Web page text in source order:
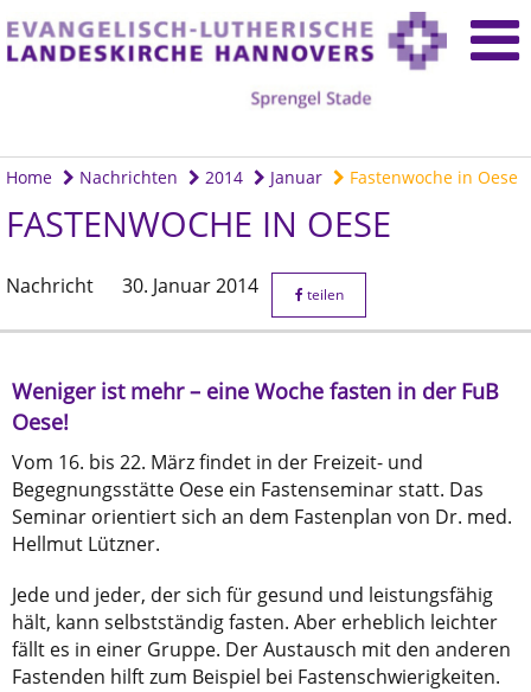
Home Nachrichten 2014 Januar Fastenwoche in Oese
FASTENWOCHE IN OESE
Nachricht 30. Januar 2014 teilen
Weniger ist mehr – eine Woche fasten in der FuB
Oese!
Vom 16. bis 22. März findet in der Freizeit- und
Begegnungsstätte Oese ein Fastenseminar statt. Das
Seminar orientiert sich an dem Fastenplan von Dr. med.
Hellmut Lützner.
Jede und jeder, der sich für gesund und leistungsfähig
hält, kann selbstständig fasten. Aber erheblich leichter
fällt es in einer Gruppe. Der Austausch mit den anderen
Fastenden hilft zum Beispiel bei Fastenschwierigkeiten.